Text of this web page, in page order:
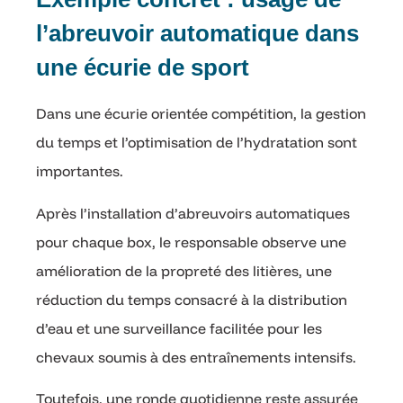
l’abreuvoir automatique dans
une écurie de sport
Dans une écurie orientée compétition, la gestion
du temps et l’optimisation de l’hydratation sont
importantes.
Après l’installation d’abreuvoirs automatiques
pour chaque box, le responsable observe une
amélioration de la propreté des litières, une
réduction du temps consacré à la distribution
d’eau et une surveillance facilitée pour les
chevaux soumis à des entraînements intensifs.
Toutefois, une ronde quotidienne reste assurée